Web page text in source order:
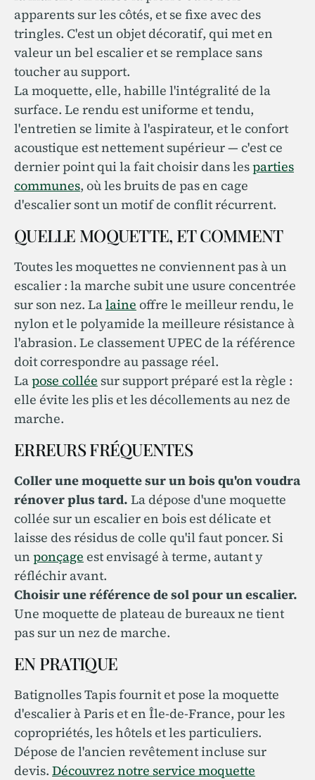
apparents sur les côtés, et se fixe avec des
tringles. C'est un objet décoratif, qui met en
valeur un bel escalier et se remplace sans
toucher au support.
La moquette, elle, habille l'intégralité de la
surface. Le rendu est uniforme et tendu,
l'entretien se limite à l'aspirateur, et le confort
acoustique est nettement supérieur — c'est ce
dernier point qui la fait choisir dans lesparties
communes, où les bruits de pas en cage
d'escalier sont un motif de conflit récurrent.
QUELLE MOQUETTE, ET COMMENT
Toutes les moquettes ne conviennent pas à un
escalier : la marche subit une usure concentrée
sur son nez. Lalaine offre le meilleur rendu, le
nylon et le polyamide la meilleure résistance à
l'abrasion. Le classement UPEC de la référence
doit correspondre au passage réel.
Lapose collée sur support préparé est la règle :
elle évite les plis et les décollements au nez de
marche.
ERREURS FRÉQUENTES
Coller une moquette sur un bois qu'on voudra
rénover plus tard. La dépose d'une moquette
collée sur un escalier en bois est délicate et
laisse des résidus de colle qu'il faut poncer. Si
un ponçage est envisagé à terme, autant y
réfléchir avant.
Choisir une référence de sol pour un escalier.
Une moquette de plateau de bureaux ne tient
pas sur un nez de marche.
EN PRATIQUE
Batignolles Tapis fournit et pose la moquette
d'escalier à Paris et en Île-de-France, pour les
copropriétés, les hôtels et les particuliers.
Dépose de l'ancien revêtement incluse sur
devis. Découvrez notre service moquette